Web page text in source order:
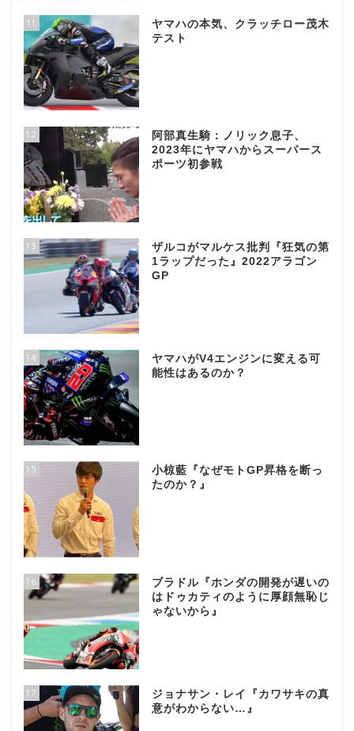
11
ヤマハの本気、クラッチロー茂木
テスト
12
阿部真生騎：ノリック息子、
2023年にヤマハからスーパース
ポーツ初参戦
13
ザルコがマルケス批判『狂気の第
1ラップだった』2022アラゴン
GP
14
ヤマハがV4エンジンに変える可
能性はあるのか？
15
小椋藍『なぜモトGP昇格を断っ
たのか？』
16
ブラドル『ホンダの開発が遅いの
はドゥカティのように厚顔無恥じ
ゃないから』
17
ジョナサン・レイ『カワサキの真
意がわからない…』